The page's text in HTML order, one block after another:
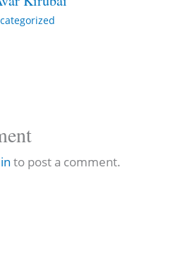
to post a comment.